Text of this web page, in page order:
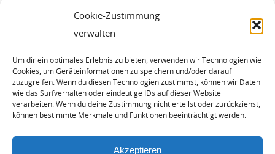
Cookie-Zustimmung
verwalten
Um dir ein optimales Erlebnis zu bieten, verwenden wir Technologien wie
Cookies, um Geräteinformationen zu speichern und/oder darauf
zuzugreifen. Wenn du diesen Technologien zustimmst, können wir Daten
wie das Surfverhalten oder eindeutige IDs auf dieser Website
verarbeiten. Wenn du deine Zustimmung nicht erteilst oder zurückziehst,
können bestimmte Merkmale und Funktionen beeinträchtigt werden.
Akzeptieren
Fell. Doch die geäußerten Vorstellungen von
Minister Zeil kämen genauso einer Blockade
Pläne seines FDP-Minister-Kollegen Rösler in
Berlin. Fell: „Wenn der Bremser […]